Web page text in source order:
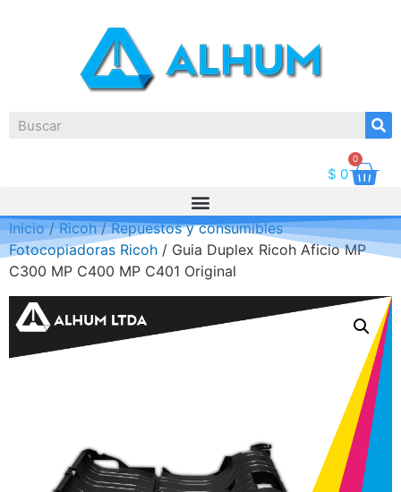
$ 0
0
Inicio/Ricoh/Repuestos y consumibles
Fotocopiadoras Ricoh / Guia Duplex Ricoh Aficio MP
C300 MP C400 MP C401 Original